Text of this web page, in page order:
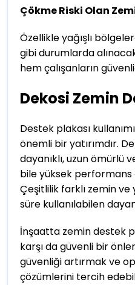
Çökme Riski Olan
Özellikle yağışlı
gibi durumlarda
hem çalışanların
Dekosi Zemin
Destek plakası
önemli bir yatırımdır.
dayanıklı, uzun ömürlü
bile yüksek performans
Çeşitlilik farklı zemin
süre kullanılabilen
İnşaatta zemin destek
karşı da güvenli bir
güvenliği artırmak ve
çözümlerini tercih